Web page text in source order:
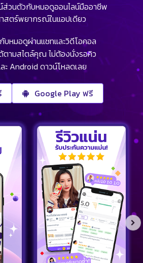
ส่วนตัวกับหมอดูออนไลน์มืออาชีพ
สตร์พยากรณ์ในแอปเดียว
บหมอดูผ่านแชทและวิดีโอคอล
ตามสไตล์คุณ ไม่ต้องนั่งรอคิว
ะ Android ดาวน์โหลดเลย
Google Play ฟรี